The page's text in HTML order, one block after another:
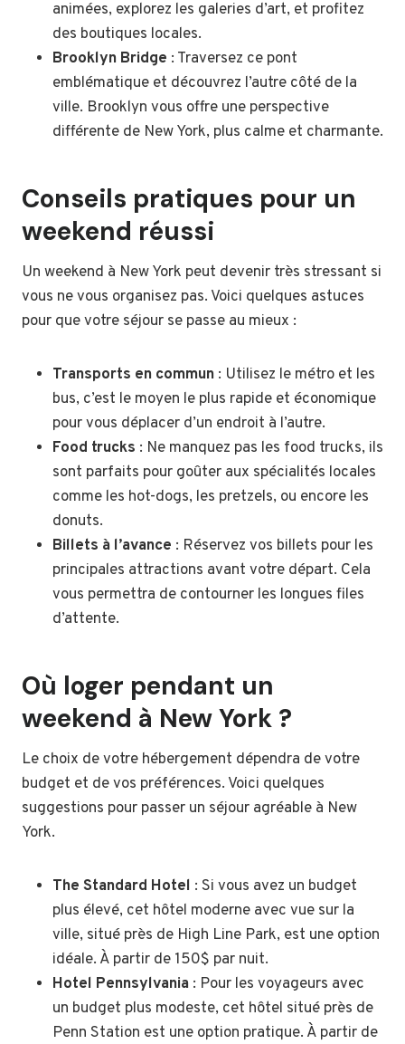
animées, explorez les galeries d’art, et profitez
des boutiques locales.
Brooklyn Bridge : Traversez ce pont
emblématique et découvrez l’autre côté de la
ville. Brooklyn vous offre une perspective
différente de New York, plus calme et charmante.
Conseils pratiques pour un
weekend réussi
Un weekend à New York peut devenir très stressant si
vous ne vous organisez pas. Voici quelques astuces
pour que votre séjour se passe au mieux :
Transports en commun : Utilisez le métro et les
bus, c’est le moyen le plus rapide et économique
pour vous déplacer d’un endroit à l’autre.
Food trucks : Ne manquez pas les food trucks, ils
sont parfaits pour goûter aux spécialités locales
comme les hot-dogs, les pretzels, ou encore les
donuts.
Billets à l’avance : Réservez vos billets pour les
principales attractions avant votre départ. Cela
vous permettra de contourner les longues files
d’attente.
Où loger pendant un
weekend à New York ?
Le choix de votre hébergement dépendra de votre
budget et de vos préférences. Voici quelques
suggestions pour passer un séjour agréable à New
York.
The Standard Hotel : Si vous avez un budget
plus élevé, cet hôtel moderne avec vue sur la
ville, situé près de High Line Park, est une option
idéale. À partir de 150$ par nuit.
Hotel Pennsylvania : Pour les voyageurs avec
un budget plus modeste, cet hôtel situé près de
Penn Station est une option pratique. À partir de